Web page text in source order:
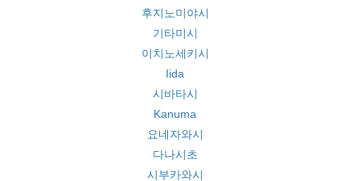
후지노미야시
기타미시
이치노세키시
Iida
시바타시
Kanuma
요네자와시
다나시초
시부카와시